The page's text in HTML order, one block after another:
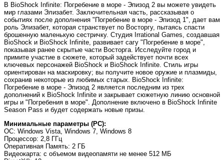
В BioShock Infinite: Погребение в море - Эпизод 2 вы можете увидеть
мир глазами Элизабет. Заключительная часть, рассказывая о
событиях после дополнения "Погребение в море - Эпизод 1", дает вам
роль Элизабет, которая странствует по Восторгу, пытаясь спасти
брошенную маленькую сестричку. Студия Irrational Games, создавшая
BioShock и BioShock Infinite, развивает сагу "Погребение в море",
показывая ранее скрытые части Восторга. Исследуйте город и
примите участие в сюжете, который задействует почти всех
ключевых персонажей BioShock и BioShock Infinite. Стиль игры
ориентирован на маскировку; вы получите новое оружие и плазмиды,
сохранив некоторые из любимых старых. BioShock Infinite:
Погребение в море - Эпизод 2 является последним из трех
дополнений к BioShock Infinite и закрывает сюжетную линию основной
игры и "Погребения в море". Дополнение включено в BioShock Infinite
Season Pass и будет содержать новые призы.
Минимальные параметры (PC):
OC: Windows Vista, Windows 7, Windows 8
Процессор: 2,8 ГГц
Оперативная Память: 2 ГБ
Видеокарта: с объемом видеопамяти не менее 512 МБ